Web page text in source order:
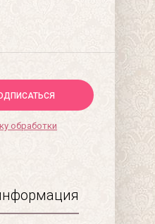
обработки